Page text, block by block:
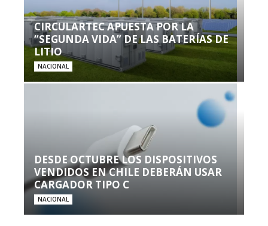
CIRCULARTEC APUESTA POR LA
“SEGUNDA VIDA” DE LAS BATERÍAS DE
LITIO
NACIONAL
DESDE OCTUBRE LOS DISPOSITIVOS
VENDIDOS EN CHILE DEBERÁN USAR
CARGADOR TIPO C
NACIONAL